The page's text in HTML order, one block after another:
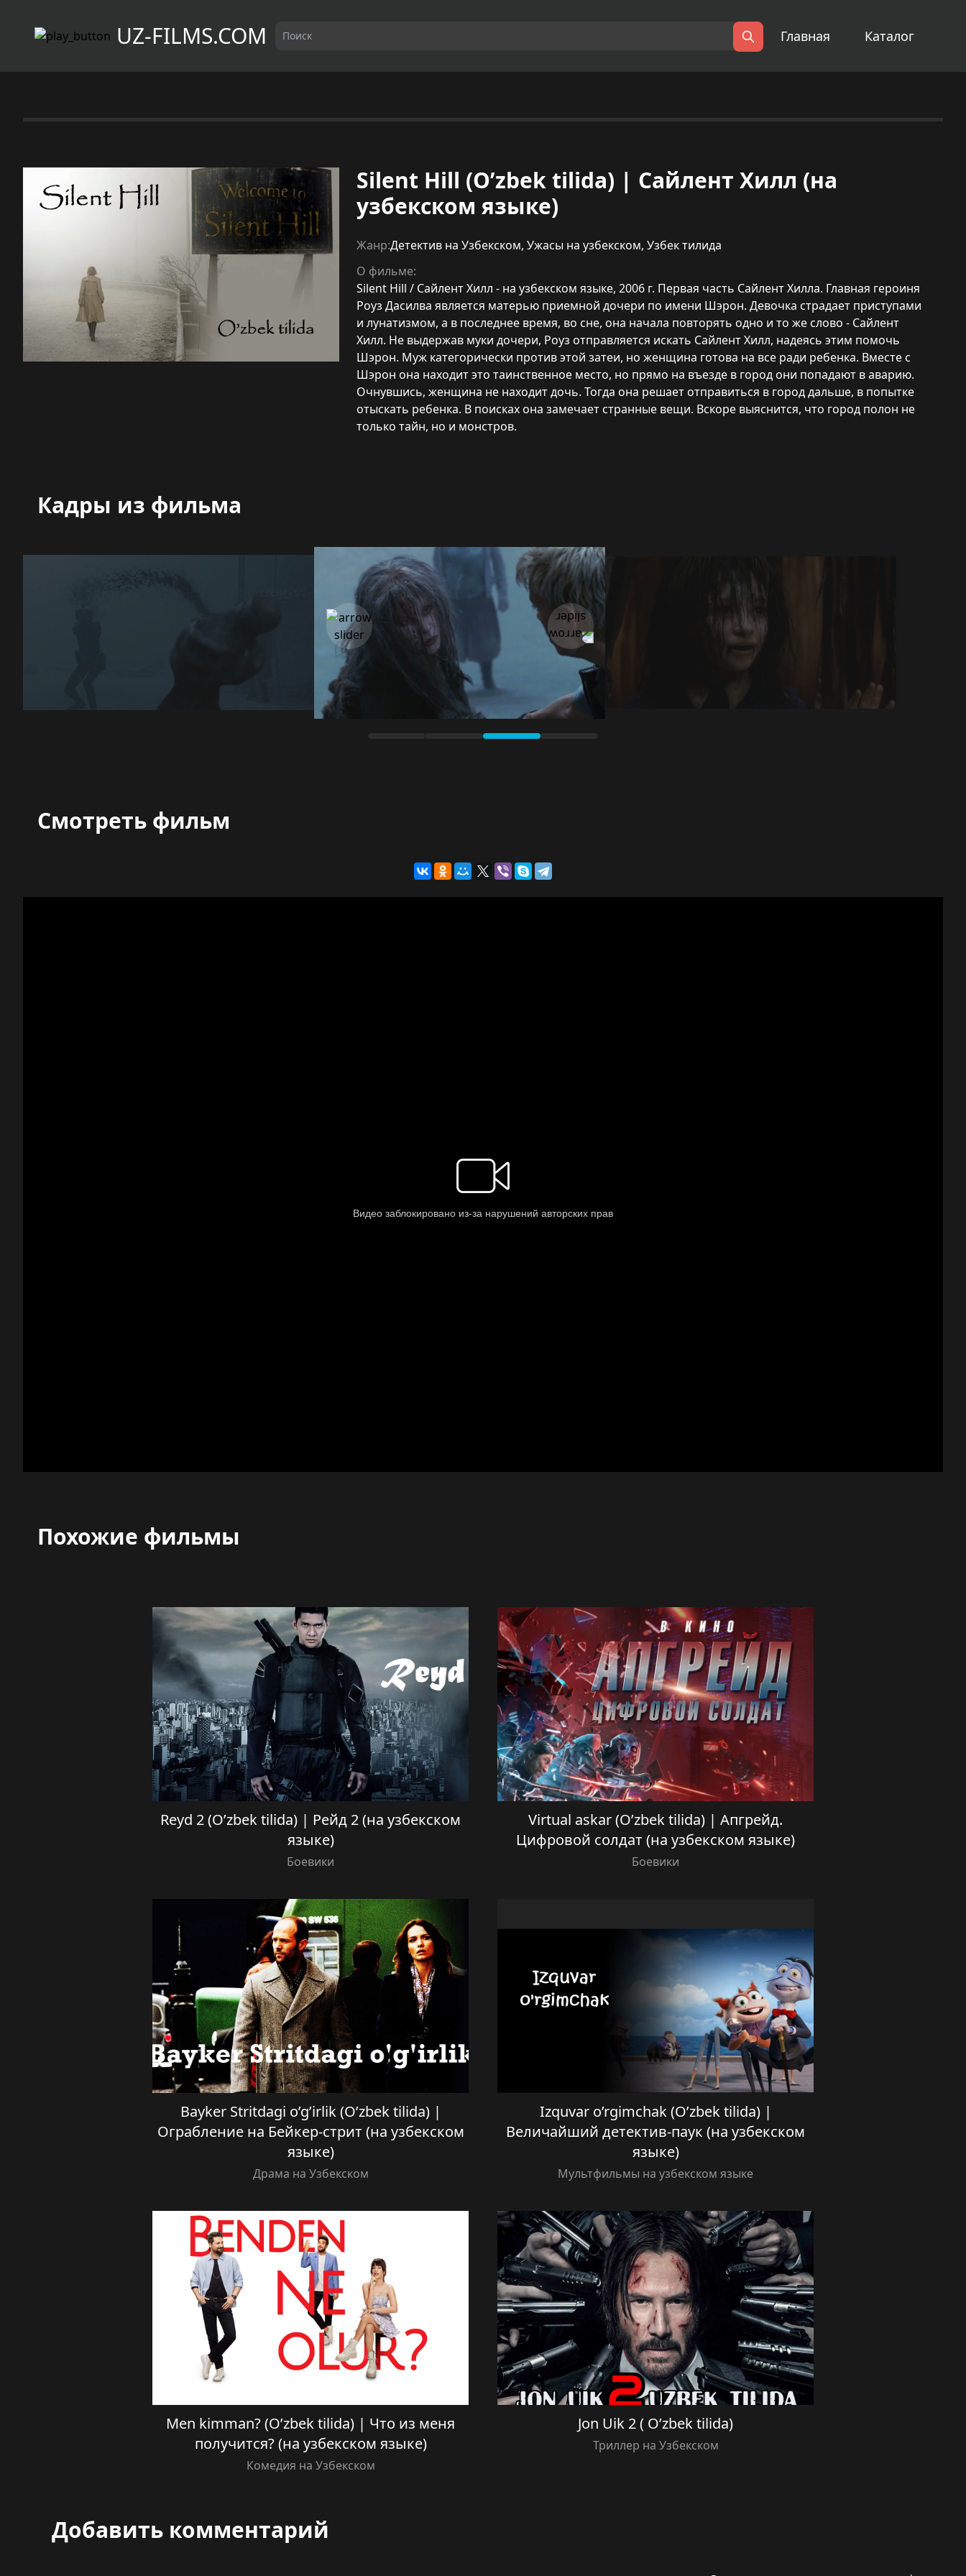
UZ-FILMS.COM Поиск
Главная Каталог
Silent Hill (O’zbek tilida) | Сайлент Хилл (на
узбекском языке)
Жанр:Детектив на Узбекском, Ужасы на узбекском, Узбек тилида
О фильме:
Silent Hill / Сайлент Хилл - на узбекском языке, 2006 г. Первая часть Сайлент Хилла. Главная героиня
Роуз Дасилва является матерью приемной дочери по имени Шэрон. Девочка страдает приступами
и лунатизмом, а в последнее время, во сне, она начала повторять одно и то же слово - Сайлент
Хилл. Не выдержав муки дочери, Роуз отправляется искать Сайлент Хилл, надеясь этим помочь
Шэрон. Муж категорически против этой затеи, но женщина готова на все ради ребенка. Вместе с
Шэрон она находит это таинственное место, но прямо на въезде в город они попадают в аварию.
Очнувшись, женщина не находит дочь. Тогда она решает отправиться в город дальше, в попытке
отыскать ребенка. В поисках она замечает странные вещи. Вскоре выяснится, что город полон не
только тайн, но и монстров.
Кадры из фильма
Смотреть фильм
Похожие фильмы
Reyd 2 (O’zbek tilida) | Рейд 2 (на узбекском
языке)
Боевики
Virtual askar (O’zbek tilida) | Апгрейд.
Цифровой солдат (на узбекском языке)
Боевики
Bayker Stritdagi o’g’irlik (O’zbek tilida) |
Ограбление на Бейкер-стрит (на узбекском
языке)
Драма на Узбекском
Izquvar o’rgimchak (O’zbek tilida) |
Величайший детектив-паук (на узбекском
языке)
Мультфильмы на узбекском языке
Men kimman? (O’zbek tilida) | Что из меня
получится? (на узбекском языке)
Комедия на Узбекском
Jon Uik 2 ( O’zbek tilida)
Триллер на Узбекском
Добавить комментарий